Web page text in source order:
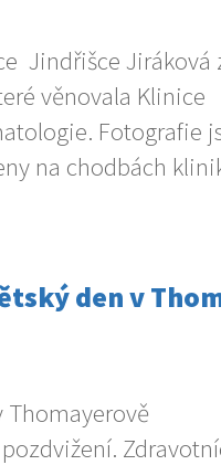
Jindřišce Jiráková
věnovala Klinice
Fotografie
na chodbách
den v
Thomayerově